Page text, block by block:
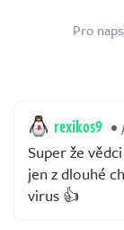
Pro
rexikos9
Super že
jen z dlouhé
virus 👍